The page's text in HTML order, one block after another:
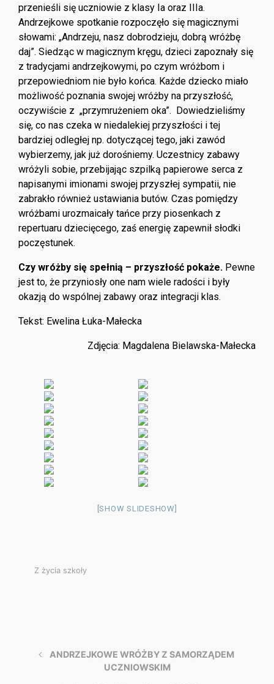
przenieśli się uczniowie z klasy Ia oraz IIIa.
Andrzejkowe spotkanie rozpoczęło się magicznymi
słowami: „Andrzeju, nasz dobrodzieju, dobrą wróżbę
daj”. Siedząc w magicznym kręgu, dzieci zapoznały się
z tradycjami andrzejkowymi, po czym wróżbom i
przepowiedniom nie było końca. Każde dziecko miało
możliwość poznania swojej wróżby na przyszłość,
oczywiście z „przymrużeniem oka”. Dowiedzieliśmy
się, co nas czeka w niedalekiej przyszłości i tej
bardziej odległej np. dotyczącej tego, jaki zawód
wybierzemy, jak już dorośniemy. Uczestnicy zabawy
wróżyli sobie, przebijając szpilką papierowe serca z
napisanymi imionami swojej przyszłej sympatii, nie
zabrakło również ustawiania butów. Czas pomiędzy
wróżbami urozmaicały tańce przy piosenkach z
repertuaru dziecięcego, zaś energię zapewnił słodki
poczęstunek.
Czy wróżby się spełnią – przyszłość pokaże. Pewne
jest to, że przyniosły one nam wiele radości i były
okazją do wspólnej zabawy oraz integracji klas.
Tekst: Ewelina Łuka-Małecka
Zdjęcia: Magdalena Bielawska-Małecka
[SHOW SLIDESHOW]
Z życia szkoły
ANDRZEJKOWE WRÓŻBY Z SAMORZĄDEM
UCZNIOWSKIM